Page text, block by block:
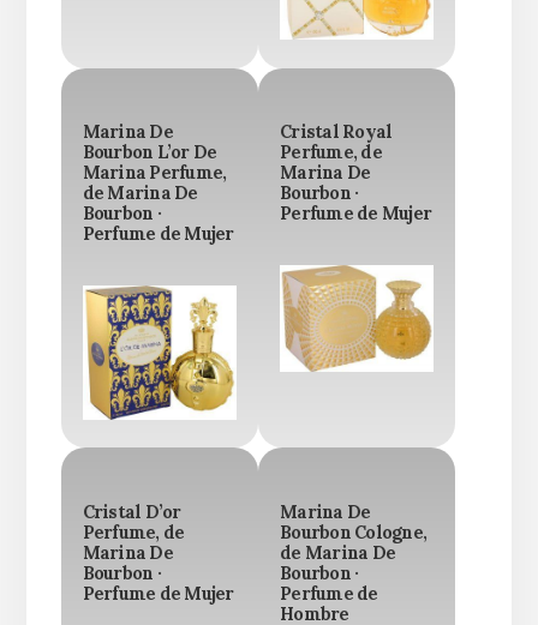
Marina De
Bourbon L’or De
Marina Perfume,
de Marina De
Bourbon ·
Perfume de Mujer
Cristal Royal
Perfume, de
Marina De
Bourbon ·
Perfume de Mujer
Cristal D’or
Perfume, de
Marina De
Bourbon ·
Perfume de Mujer
Marina De
Bourbon Cologne,
de Marina De
Bourbon ·
Perfume de
Hombre